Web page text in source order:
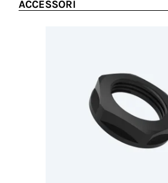
ACCESSORI